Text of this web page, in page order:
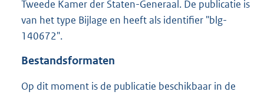
:
2
Tweede Kamer der Staten-Generaal. De publicatie is
van het type Bijlage en heeft als identifier "blg-
140672".
Bestandsformaten
Op dit moment is de publicatie beschikbaar in de